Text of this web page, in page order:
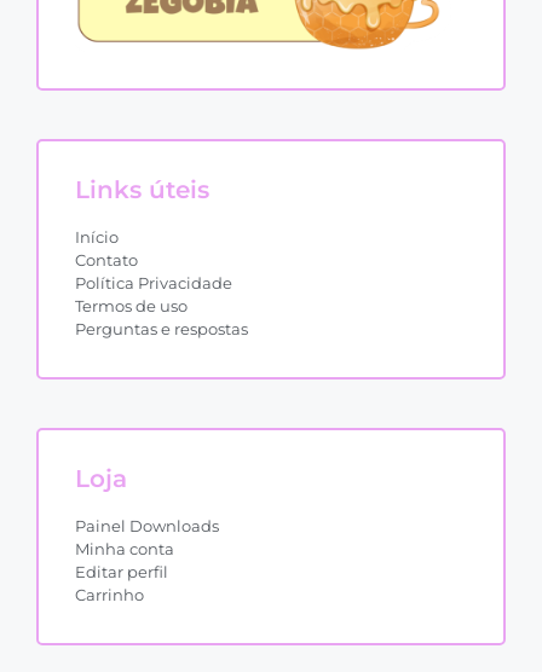
Links úteis
Início
Contato
Política Privacidade
Termos de uso
Perguntas e respostas
Loja
Painel Downloads
Minha conta
Editar perfil
Carrinho